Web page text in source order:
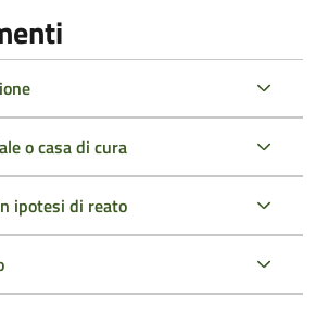
o casa di cura
ipotesi di reato